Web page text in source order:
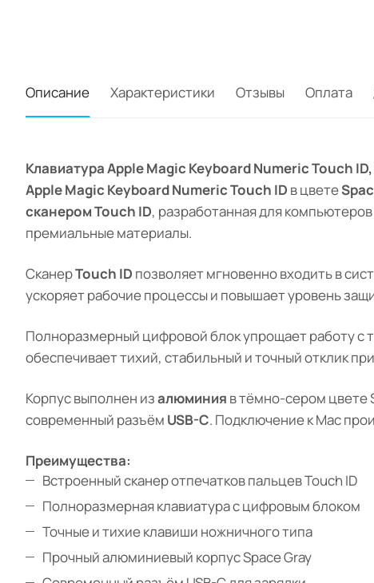
Описание Характеристики Отзывы Оплата
Клавиатура Apple Magic Keyboard Numeric Touch
Apple Magic Keyboard Numeric Touch ID в цвете
сканером Touch ID, разработанная для
премиальные материалы.
СканерTouch ID позволяет мгновенно входить в
ускоряет рабочие процессы и повышает уровень
Полноразмерный цифровой блок упрощает работу
обеспечивает тихий, стабильный и точный отклик
Корпус выполнен изалюминия в тёмно-сером цвете
современный разъём USB-C. Подключение к Mac
Преимущества:
Встроенный сканер отпечатков пальцев Touch ID
Полноразмерная клавиатура с цифровым блоком
Точные и тихие клавиши ножничного типа
Прочный алюминиевый корпус Space Gray